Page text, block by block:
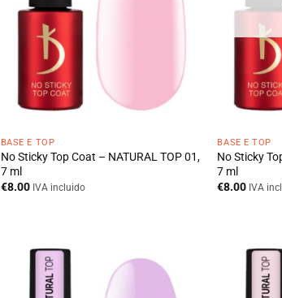
BASE E TOP
No Sticky Top Coat – NATURAL TOP 01,
7 ml
€8.00 IVA incluido
BASE E TOP
No Sticky
7 ml
€8.00 IVA